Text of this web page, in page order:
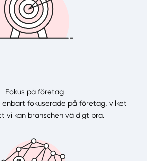
Fokus på företag
enbart fokuserade på företag, vilket
vi kan branschen väldigt bra.